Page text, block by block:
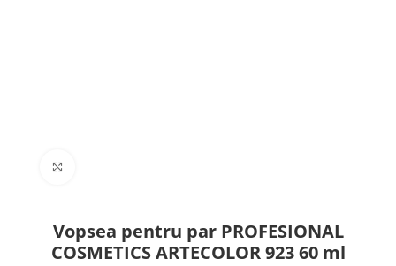
Vopsea pentru par PROFESIONAL
COSMETICS ARTECOLOR 923 60 ml